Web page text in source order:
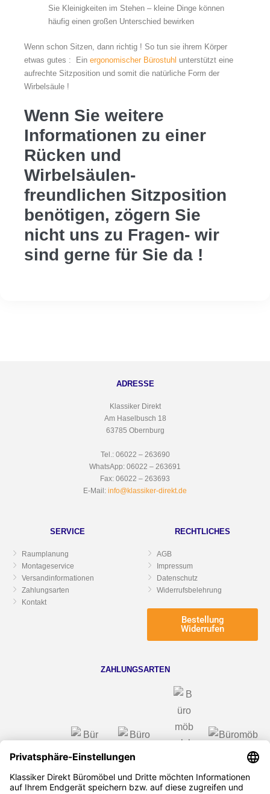
Sie Kleinigkeiten im Stehen – kleine Dinge können
häufig einen großen Unterschied bewirken
Wenn schon Sitzen, dann richtig ! So tun sie ihrem Körper
etwas gutes :
Ein ergonomischer Bürostuhl unterstützt eine
aufrechte Sitzposition und somit die natürliche Form der
Wirbelsäule !
Wenn Sie weitere
Informationen zu einer
Rücken und
Wirbelsäulen-
freundlichen Sitzposition
benötigen, zögern Sie
nicht uns zu Fragen- wir
sind gerne für Sie da !
ADRESSE
Klassiker Direkt
Am Haselbusch 18
63785 Obernburg
Tel.: 06022 – 263690
WhatsApp: 06022 – 263691
Fax: 06022 – 263693
E-Mail: info@klassiker-direkt.de
SERVICE
Raumplanung
Montageservice
Versandinformationen
Zahlungsarten
Kontakt
RECHTLICHES
AGB
Impressum
Datenschutz
Widerrufsbelehrung
Bestellung
Widerrufen
ZAHLUNGSARTEN